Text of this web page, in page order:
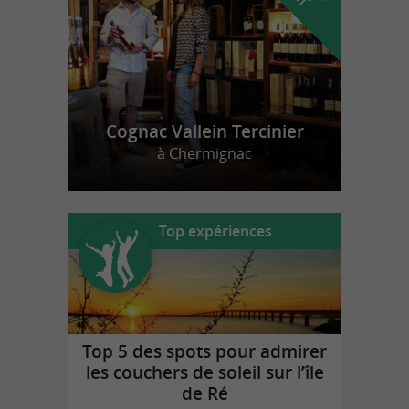
Cognac Vallein Tercinier
à Chermignac
Top expériences
Top 5 des spots pour admirer
les couchers de soleil sur l’île
de Ré